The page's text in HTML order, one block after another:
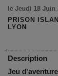
le Jeudi 18 Juin
PRISON
LYON
Description
Jeu